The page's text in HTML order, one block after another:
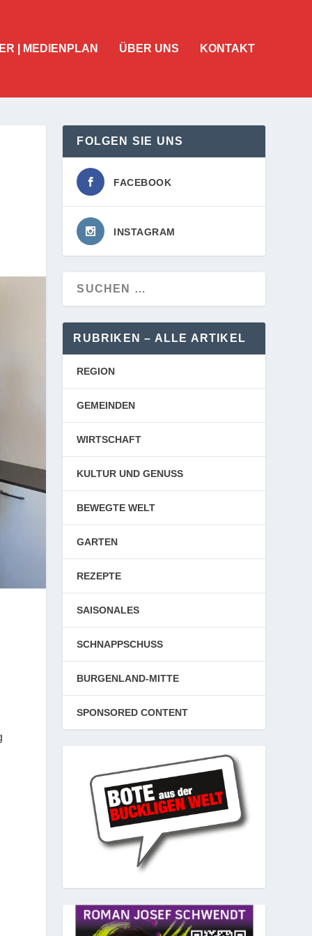
| MEDIENPLAN ÜBER UNS KONTAKT
FOLGEN SIE UNS
FACEBOOK
INSTAGRAM
RUBRIKEN – ALLE ARTIKEL
REGION
GEMEINDEN
WIRTSCHAFT
KULTUR UND GENUSS
BEWEGTE WELT
GARTEN
REZEPTE
SAISONALES
SCHNAPPSCHUSS
BURGENLAND-MITTE
SPONSORED CONTENT